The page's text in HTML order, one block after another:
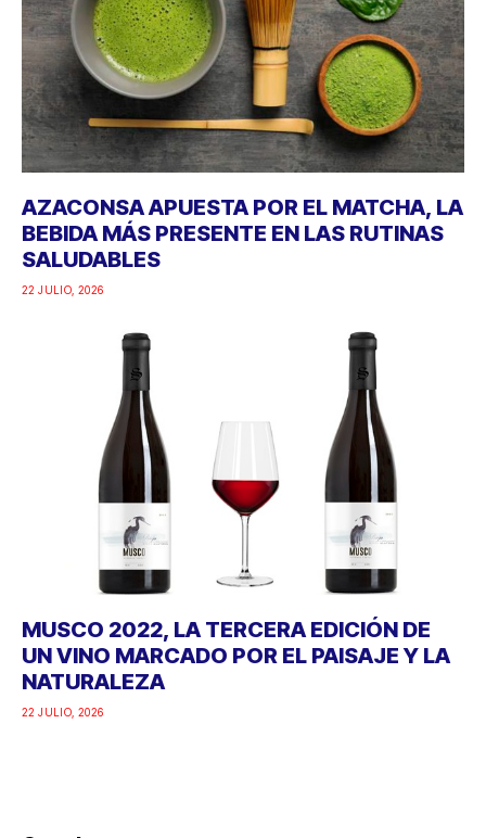
AZACONSA APUESTA POR EL MATCHA, LA
BEBIDA MÁS PRESENTE EN LAS RUTINAS
SALUDABLES
22 JULIO, 2026
MUSCO 2022, LA TERCERA EDICIÓN DE
UN VINO MARCADO POR EL PAISAJE Y LA
NATURALEZA
22 JULIO, 2026